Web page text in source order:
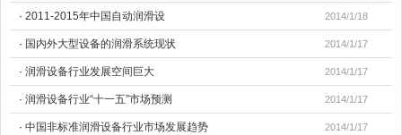
· 2011-2015年中国自动润滑设 2014/1/18
· 国内外大型设备的润滑系统现状 2014/1/17
· 润滑设备行业发展空间巨大 2014/1/17
· 润滑设备行业“十一五”市场预测 2014/1/17
· 中国非标准润滑设备行业市场发展趋势 2014/1/17